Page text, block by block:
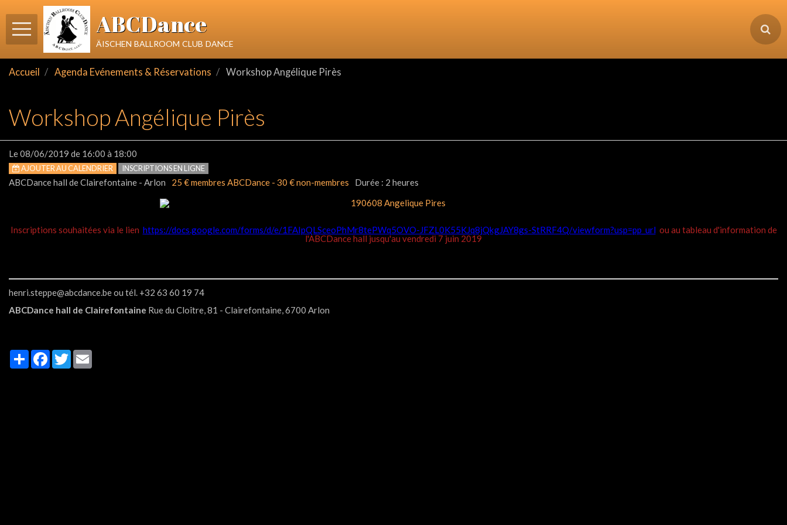
ABCDance
äischen ballroom club dance
Accueil Agenda Evénements & Réservations Workshop Angélique Pirès
Workshop Angélique Pirès
Le 08/06/2019 de 16:00 à 18:00
AJOUTER AU CALENDRIER INSCRIPTIONS EN LIGNE
ABCDance hall de Clairefontaine - Arlon 25 € membres ABCDance - 30 € non-membres Durée : 2 heures
Inscriptions souhaitées via le lien https://docs.google.com/forms/d/e/1FAIpQLSceoPhMr8tePWq5OVO-JFZL0K55KJq8jQkgJAY8gs-StRRF4Q/viewform?usp=pp_url ou au tableau d'information de
l'ABCDance hall jusqu'au vendredi 7 juin 2019
henri.steppe@abcdance.be ou tél. +32 63 60 19 74
ABCDance hall de Clairefontaine Rue du Cloître, 81 - Clairefontaine, 6700 Arlon
PartagerFacebook
Twitter